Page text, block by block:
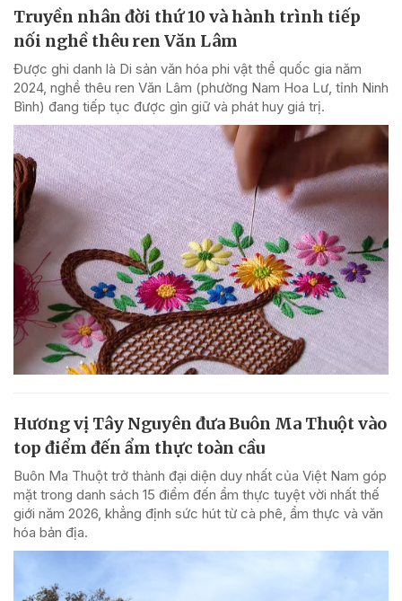
Truyền nhân đời thứ 10 và hành trình tiếp
nối nghề thêu ren Văn Lâm
Được ghi danh là Di sản văn hóa phi vật thể quốc gia năm
2024, nghề thêu ren Văn Lâm (phường Nam Hoa Lư, tỉnh Ninh
Bình) đang tiếp tục được gìn giữ và phát huy giá trị.
Hương vị Tây Nguyên đưa Buôn Ma Thuột vào
top điểm đến ẩm thực toàn cầu
Buôn Ma Thuột trở thành đại diện duy nhất của Việt Nam góp
mặt trong danh sách 15 điểm đến ẩm thực tuyệt vời nhất thế
giới năm 2026, khẳng định sức hút từ cà phê, ẩm thực và văn
hóa bản địa.